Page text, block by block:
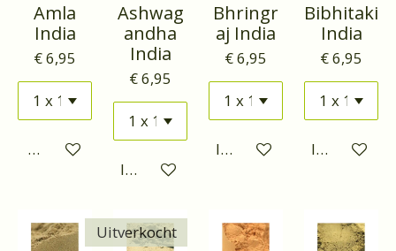
Amla
India
€ 6,95
Houd mij op de hoogte
Ashwag
andha
India
€ 6,95
In winkelwagen
Bhringr
aj India
€ 6,95
In winkelwagen
Bibhitaki
India
€ 6,95
In
Uitverkocht